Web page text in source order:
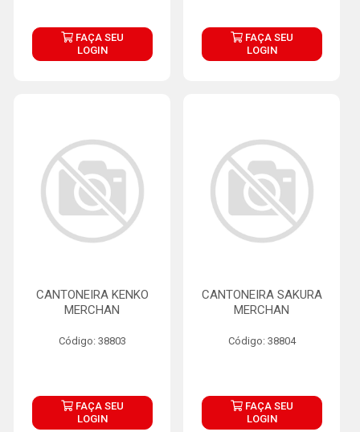
FAÇA SEU
LOGIN
FAÇA SEU
LOGIN
CANTONEIRA KENKO
MERCHAN
Código: 38803
FAÇA SEU
LOGIN
CANTONEIRA SAKURA
MERCHAN
Código: 38804
FAÇA SEU
LOGIN